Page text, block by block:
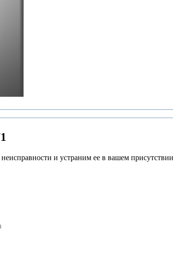
и устраним ее в вашем